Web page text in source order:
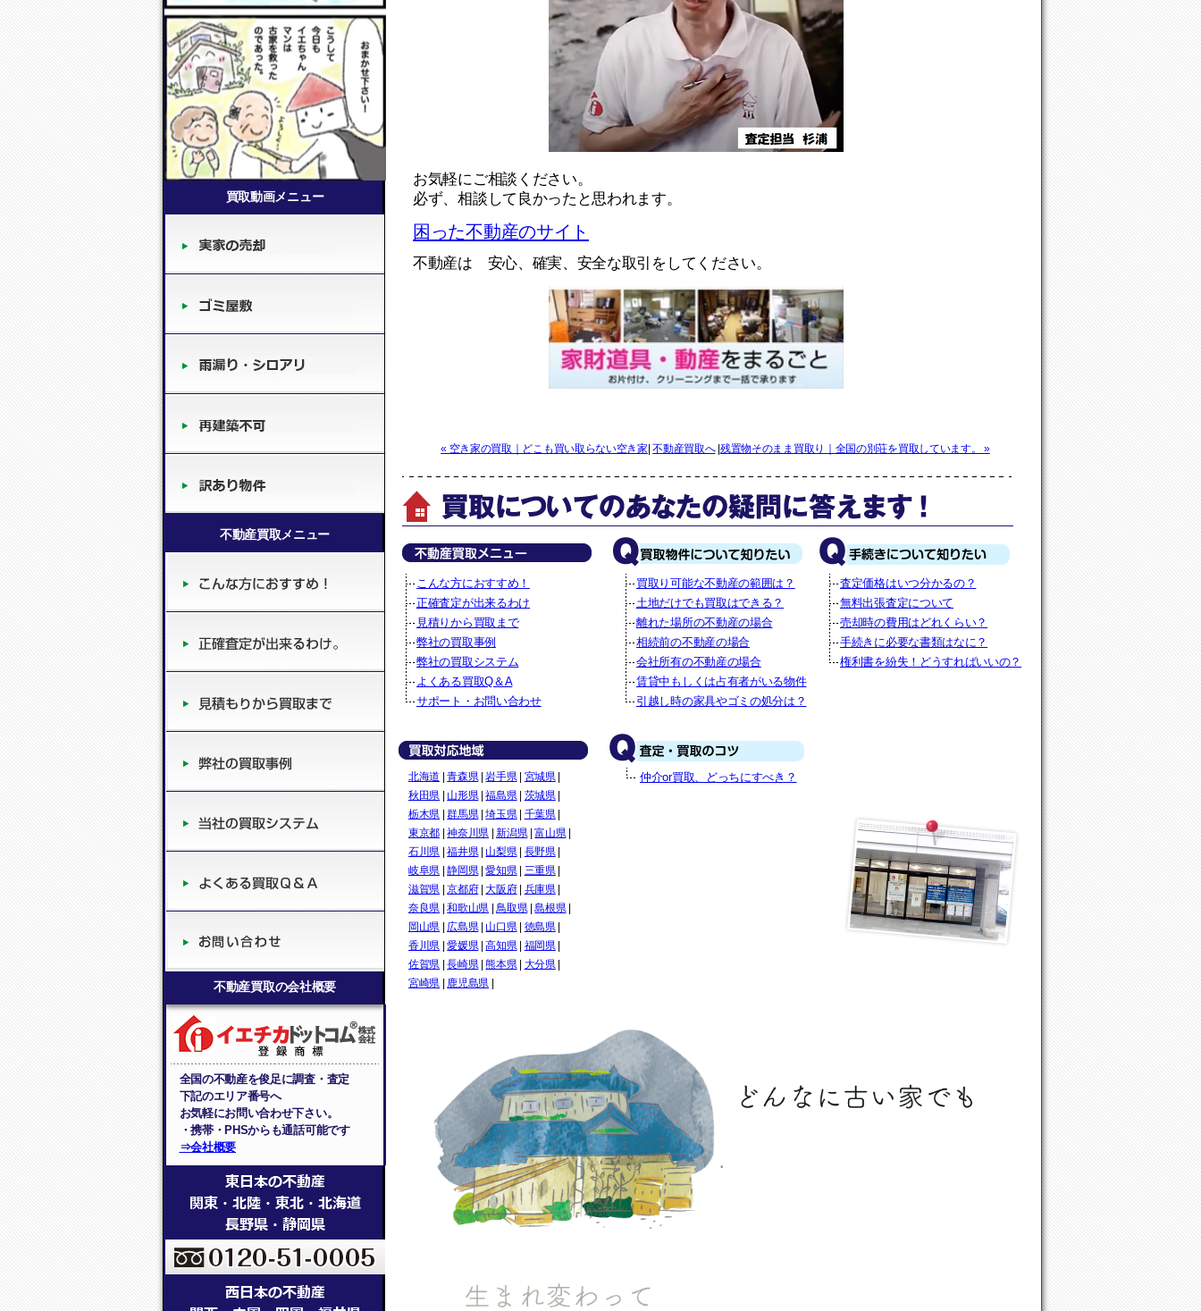
買取動画メニュー
不動産買取メニュー
不動産買取の会社概要
全国の不動産を俊足に調査・査定
下記のエリア番号へ
お気軽にお問い合わせ下さい。
・携帯・PHSからも通話可能です
⇒会社概要
お気軽にご相談ください。
必ず、相談して良かったと思われます。
困った不動産のサイト
不動産は 安心、確実、安全な取引をしてください。
« 空き家の買取｜どこも買い取らない空き家 |不動産買取へ| 残置物そのまま買取り｜全国の別荘を買取しています。 »
こんな方におすすめ！
正確査定が出来るわけ
見積りから買取まで
弊社の買取事例
弊社の買取システム
よくある買取Q＆A
サポート・お問い合わせ
買取り可能な不動産の範囲は？
土地だけでも買取はできる？
離れた場所の不動産の場合
相続前の不動産の場合
会社所有の不動産の場合
賃貸中もしくは占有者がいる物件
引越し時の家具やゴミの処分は？
査定価格はいつ分かるの？
無料出張査定について
売却時の費用はどれくらい？
手続きに必要な書類はなに？
権利書を紛失！どうすればいいの？
北海道 |青森県|岩手県| 宮城県|
秋田県
山形県|福島県| 茨城県|
栃木県 |群馬県|埼玉県| 千葉県|
東京都 |神奈川県 |新潟県|富山県|
石川県 |福井県| 山梨県| 長野県|
岐阜県 |静岡県|愛知県| 三重県|
滋賀県 |京都府|大阪府| 兵庫県|
奈良県 |和歌山県 |鳥取県|島根県|
岡山県
広島県| 山口県| 徳島県|
香川県 |愛媛県|高知県| 福岡県|
佐賀県 |長崎県|熊本県| 大分県|
宮崎県
鹿児島県
仲介or買取、どっちにすべき？